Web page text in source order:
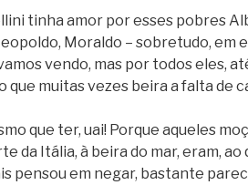
tinha amor por esses pobres
Moraldo – sobretudo, em
vendo, mas por todos eles,
que muitas vezes beira a falta de
que ter, uai! Porque aqueles
da Itália, à beira do mar, eram, ao
pensou em negar, bastante